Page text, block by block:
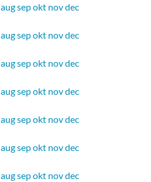
augsepokt novdec
augsepokt novdec
augsepokt novdec
augsepokt novdec
augsepokt novdec
augsepokt novdec
augsepokt novdec